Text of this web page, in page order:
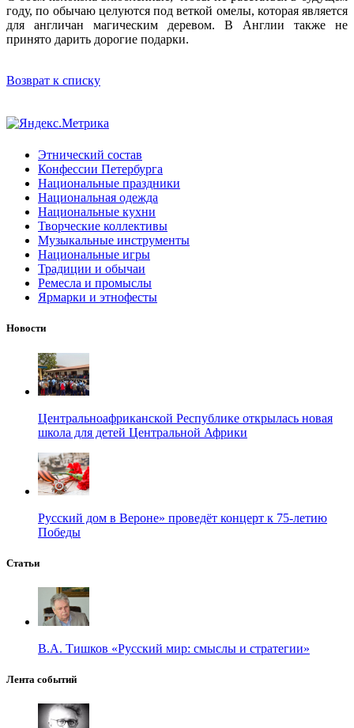
году, по обычаю целуются под веткой омелы, которая является
для англичан магическим деревом. В Англии также не
принято дарить дорогие подарки.
Возврат к списку
Этнический состав
Конфессии Петербурга
Национальные праздники
Национальная одежда
Национальные кухни
Творческие коллективы
Музыкальные инструменты
Национальные игры
Традиции и обычаи
Ремесла и промыслы
Ярмарки и этнофесты
Новости
Центральноафриканской Республике открылась новая
школа для детей Центральной Африки
Русский дом в Вероне» проведёт концерт к 75-летию
Победы
Статьи
В.А. Тишков «Русский мир: смыслы и стратегии»
Лента событий